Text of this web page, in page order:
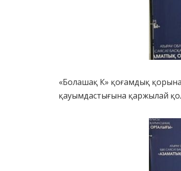
«Болашақ К» қоғамдық
қауымдастығына қаржылай